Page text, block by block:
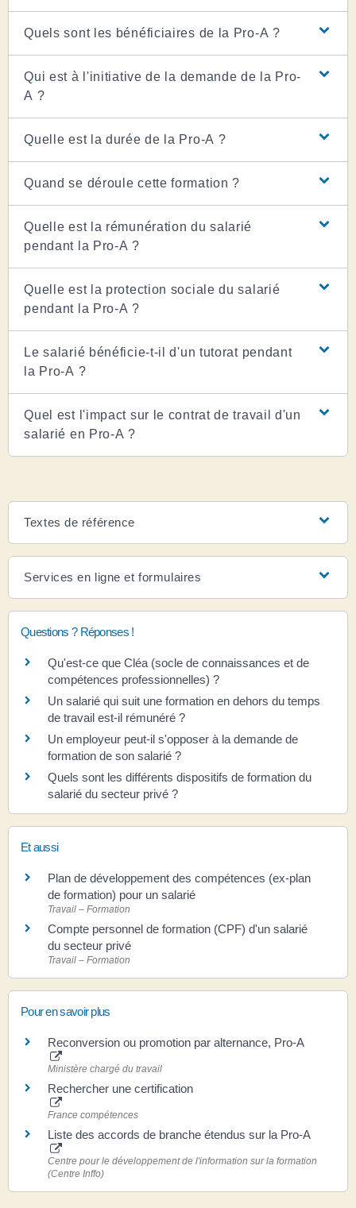
Quels sont les bénéficiaires de la Pro-A ?
Qui est à l'initiative de la demande de la Pro-
A ?
Quelle est la durée de la Pro-A ?
Quand se déroule cette formation ?
Quelle est la rémunération du salarié
pendant la Pro-A ?
Quelle est la protection sociale du salarié
pendant la Pro-A ?
Le salarié bénéficie-t-il d'un tutorat pendant
la Pro-A ?
Quel est l'impact sur le contrat de travail d'un
salarié en Pro-A ?
Textes de référence
Services en ligne et formulaires
Questions ? Réponses !
Qu'est-ce que Cléa (socle de connaissances et de
compétences professionnelles) ?
Un salarié qui suit une formation en dehors du temps
de travail est-il rémunéré ?
Un employeur peut-il s'opposer à la demande de
formation de son salarié ?
Quels sont les différents dispositifs de formation du
salarié du secteur privé ?
Et aussi
Plan de développement des compétences (ex-plan
de formation) pour un salarié
Travail – Formation
Compte personnel de formation (CPF) d'un salarié
du secteur privé
Travail – Formation
Pour en savoir plus
Reconversion ou promotion par alternance, Pro-A
Ministère chargé du travail
Rechercher une certification
France compétences
Liste des accords de branche étendus sur la Pro-A
Centre pour le développement de l'information sur la formation
(Centre Inffo)